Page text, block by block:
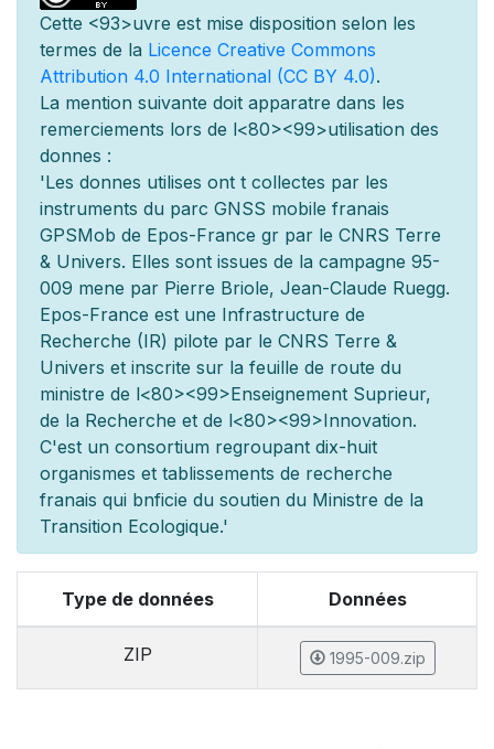
Cette <93>uvre est mise disposition selon les
termes de la Licence Creative Commons
Attribution 4.0 International (CC BY 4.0).
La mention suivante doit apparatre dans les
remerciements lors de l<80><99>utilisation des
donnes :
'Les donnes utilises ont t collectes par les
instruments du parc GNSS mobile franais
GPSMob de Epos-France gr par le CNRS Terre
& Univers. Elles sont issues de la campagne 95-
009 mene par Pierre Briole, Jean-Claude Ruegg.
Epos-France est une Infrastructure de
Recherche (IR) pilote par le CNRS Terre &
Univers et inscrite sur la feuille de route du
ministre de l<80><99>Enseignement Suprieur,
de la Recherche et de l<80><99>Innovation.
C'est un consortium regroupant dix-huit
organismes et tablissements de recherche
franais qui bnficie du soutien du Ministre de la
Transition Ecologique.'
Type de données Données
ZIP 1995-009.zip